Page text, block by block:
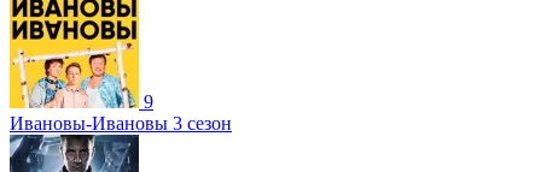
9
Ивановы-Ивановы 3 сезон